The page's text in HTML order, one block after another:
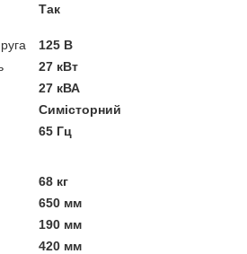
Так
125 В
27 кВт
27 кВА
Симісторний
65 Гц
68 кг
650 мм
190 мм
420 мм